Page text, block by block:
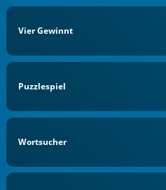
Vier Gewinnt
Puzzlespiel
Wortsucher